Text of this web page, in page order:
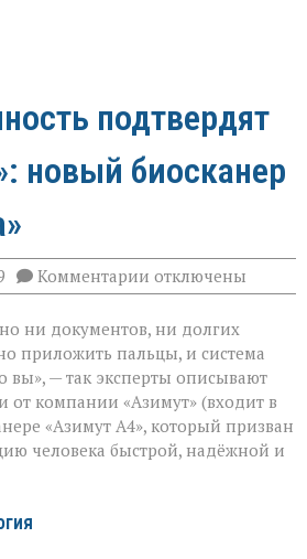
подтвердят
новый биосканер
Комментарии к
записи
личность
подтвердят
за
секунды»:
новый
биосканер
от
«Азимута»
отключены
ни документов, ни долгих
приложить пальцы, и система
вы», — так эксперты описывают
от компании «Азимут» (входит в
«Азимут А4», который призван
человека быстрой, надёжной и